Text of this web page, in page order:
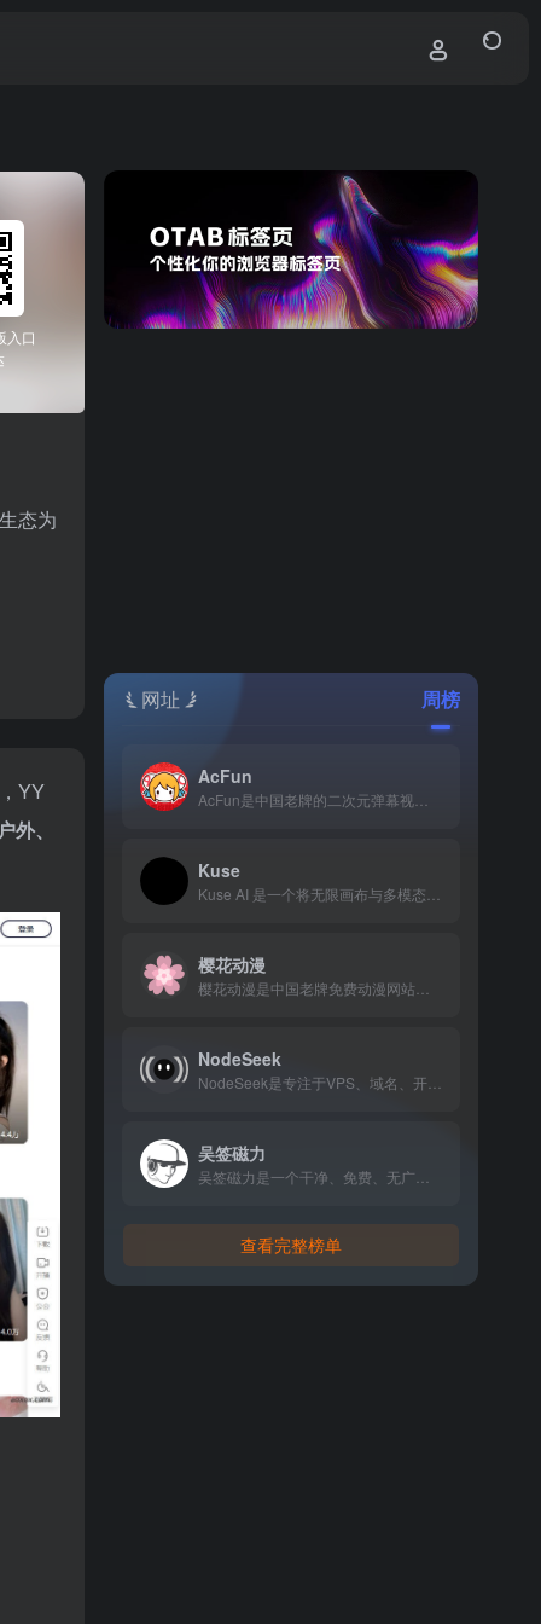
入口
态为
YY
、
网址 周榜
AcFun
Kuse
樱花动漫
NodeSeek
吴签磁力
查看完整榜单